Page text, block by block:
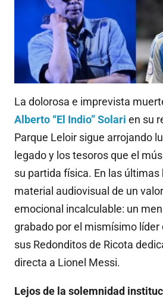
La dolorosa e imprevista
Alberto “El Indio” Solari en su
Parque Leloir sigue arrojando
legado y los tesoros que el
su partida física. En las últimas
material audiovisual de un
emocional incalculable: un
grabado por el mismísimo líder
sus Redonditos de Ricota
directa a Lionel Messi.
Lejos de la solemnidad